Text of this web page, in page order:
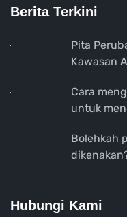
Berita Terkini
Pita
Kawasan
Cara
untuk
Bolehkah
Hubungi Kami